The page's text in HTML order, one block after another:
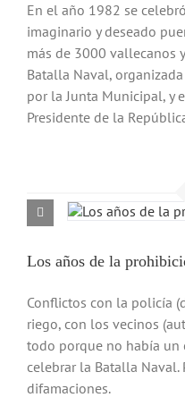
En el año 1982 se
imaginario y deseado
más de 3000 vallecanos
Batalla Naval,
por la Junta Municipal, y
Presidente de la
Los años de la
Conflictos con la policía
riego, con los vecinos
todo porque no había un
celebrar la Batalla Naval.
difamaciones.